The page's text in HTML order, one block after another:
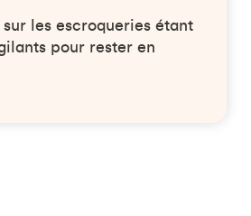
les escroqueries étant
pour rester en